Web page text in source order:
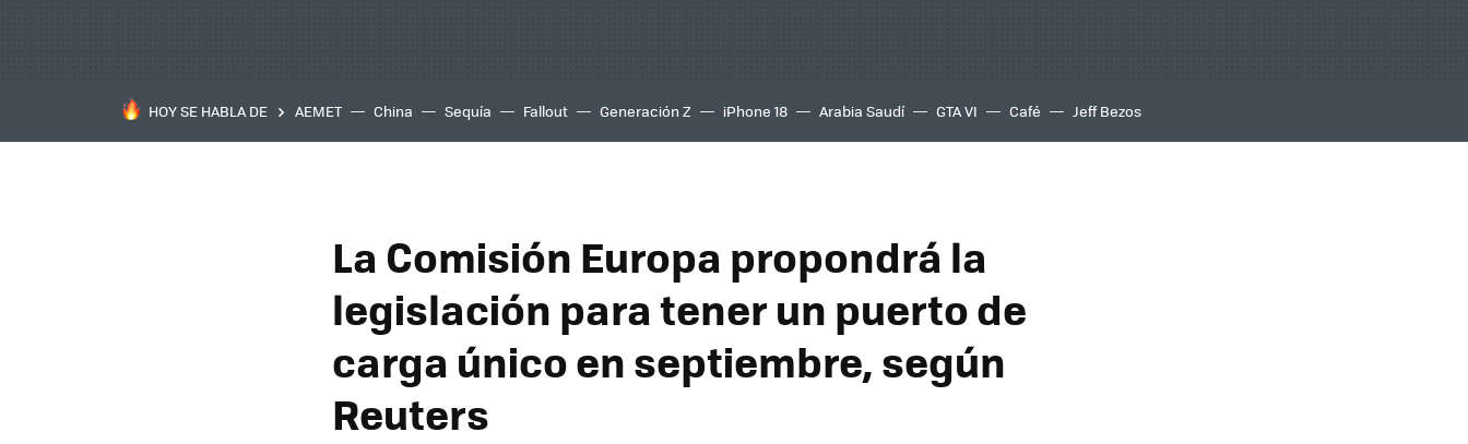
HOY SE HABLA DE AEMET China Sequía Fallout Generación Z iPhone 18 Arabia Saudí GTA VI Café Jeff Bezos
La Comisión Europa propondrá la
legislación para tener un puerto de
carga único en septiembre, según
Reuters